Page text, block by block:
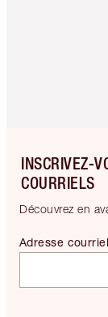
INSCRIVEZ-
COURRIELS
Découvrez en
Adresse courriel